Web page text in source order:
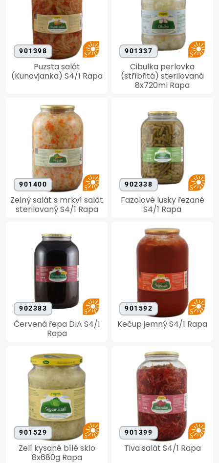
901398
Puzsta salát
(Kunovjanka) S4/1 Rapa
901337
Cibulka perlovka
(stříbřitá) sterilovaná
8x720ml Rapa
901400
Zelný salát s mrkví salát
sterilovaný S4/1 Rapa
902338
Fazolové lusky řezané
S4/1 Rapa
902383
Červená řepa DIA S4/1
Rapa
901592
Kečup jemný S4/1 Rapa
901529
Zelí kysané bílé sklo
8x680g Rapa
901399
Tiva salát S4/1 Rapa